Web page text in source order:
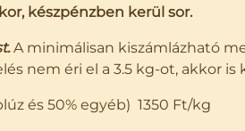
készpénzben kerül sor.
A minimálisan kiszámlázható
nem éri el a 3.5 kg-ot, akkor is
és 50% egyéb) 1350 Ft/kg